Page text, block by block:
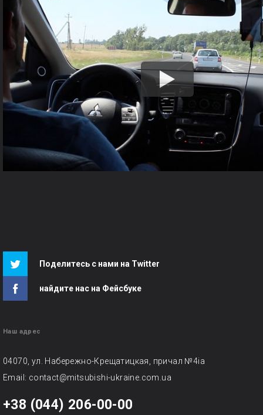
Поделитесь с нами на Twitter
найдите нас на Фейсбуке
Наш адрес
04070, ул. Набережно-Крещатицкая, причал №4ia
Email: contact@mitsubishi-ukraine.com.ua
+38 (044) 206-00-00